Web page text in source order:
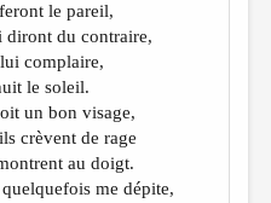
le pareil,
diront du contraire,
complaire,
le soleil.
un bon visage,
crèvent de rage
au doigt.
me dépite,